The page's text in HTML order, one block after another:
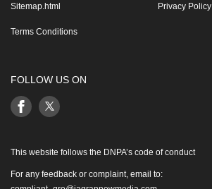
Sitemap.html Privacy Policy
Terms Conditions
FOLLOW US ON
This website follows the DNPA’s code of conduct
For any feedback or complaint, email to: